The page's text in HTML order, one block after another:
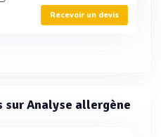
Recevoir un devis
sur Analyse allergène